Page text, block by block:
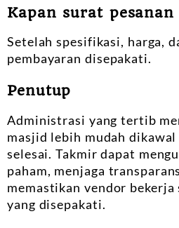
Kapan surat
Setelah spesifikasi, harga,
pembayaran disepakati.
Penutup
Administrasi yang tertib
masjid lebih mudah
selesai. Takmir dapat
paham, menjaga
memastikan vendor bekerja
yang disepakati.